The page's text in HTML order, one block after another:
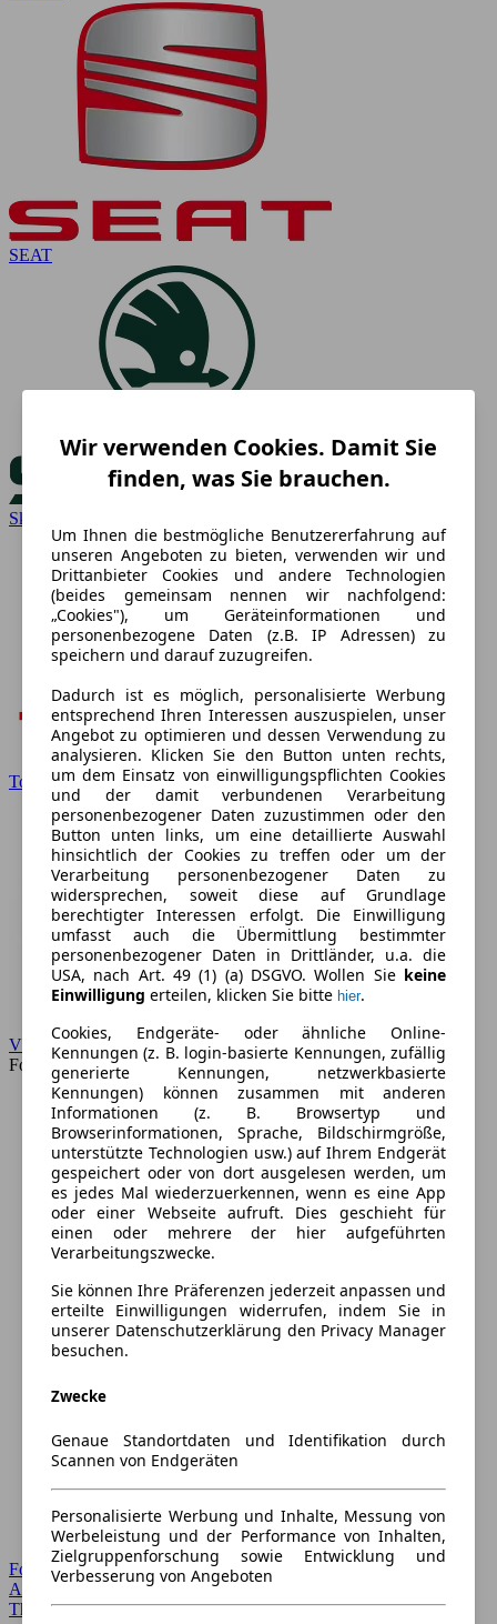
SEAT
Skoda
Toyota
VW
Forum
Forum Startseite
Alle Auto-Foren
Themen-Forum
Wir verwenden Cookies. Damit Sie
finden, was Sie brauchen.
Um Ihnen die bestmögliche Benutzererfahrung auf
unseren Angeboten zu bieten, verwenden wir und
Drittanbieter Cookies und andere Technologien
(beides gemeinsam nennen wir nachfolgend:
„Cookies"), um Geräteinformationen und
personenbezogene Daten (z.B. IP Adressen) zu
speichern und darauf zuzugreifen.
Dadurch ist es möglich, personalisierte Werbung
entsprechend Ihren Interessen auszuspielen, unser
Angebot zu optimieren und dessen Verwendung zu
analysieren. Klicken Sie den Button unten rechts,
um dem Einsatz von einwilligungspflichten Cookies
und der damit verbundenen Verarbeitung
personenbezogener Daten zuzustimmen oder den
Button unten links, um eine detaillierte Auswahl
hinsichtlich der Cookies zu treffen oder um der
Verarbeitung personenbezogener Daten zu
widersprechen, soweit diese auf Grundlage
berechtigter Interessen erfolgt. Die Einwilligung
umfasst auch die Übermittlung bestimmter
personenbezogener Daten in Drittländer, u.a. die
USA, nach Art. 49 (1) (a) DSGVO. Wollen Sie keine
Einwilligung erteilen, klicken Sie bitte hier.
Cookies, Endgeräte- oder ähnliche Online-
Kennungen (z. B. login-basierte Kennungen, zufällig
generierte Kennungen, netzwerkbasierte
Kennungen) können zusammen mit anderen
Informationen (z. B. Browsertyp und
Browserinformationen, Sprache, Bildschirmgröße,
unterstützte Technologien usw.) auf Ihrem Endgerät
gespeichert oder von dort ausgelesen werden, um
es jedes Mal wiederzuerkennen, wenn es eine App
oder einer Webseite aufruft. Dies geschieht für
einen oder mehrere der hier aufgeführten
Verarbeitungszwecke.
Sie können Ihre Präferenzen jederzeit anpassen und
erteilte Einwilligungen widerrufen, indem Sie in
unserer Datenschutzerklärung den Privacy Manager
besuchen.
Zwecke
Genaue Standortdaten und Identifikation durch
Scannen von Endgeräten
Personalisierte Werbung und Inhalte, Messung von
Werbeleistung und der Performance von Inhalten,
Zielgruppenforschung sowie Entwicklung und
Verbesserung von Angeboten